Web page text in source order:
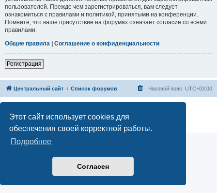
Этот сайт использует cookies для
обеспечения своей корректной работы.
Подробнее
Согласен
пользователей. Прежде чем зарегистрироваться, вам следует
ознакомиться с правилами и политикой, принятыми на конференции.
Помните, что ваше присутствие на форумах означает согласие со всеми
правилами.
Общие правила | Соглашение о конфиденциальности
Регистрация
Центральный сайт Список форумов Часовой пояс: UTC+03:00
Русская поддержка phpBB